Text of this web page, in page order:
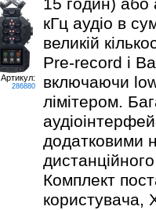
Артикул:
286880
15 годин) або
кГц аудіо в
великій
Pre-record і
включаючи
лімітером.
додатковими
Комплект
користувача,